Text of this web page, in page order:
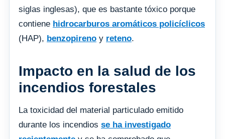
siglas inglesas), que es bastante tóxico porque
contiene hidrocarburos aromáticos policíclicos
(HAP), benzopireno y reteno.
Impacto en la salud de los
incendios forestales
La toxicidad del material particulado emitido
durante los incendios se ha investigado